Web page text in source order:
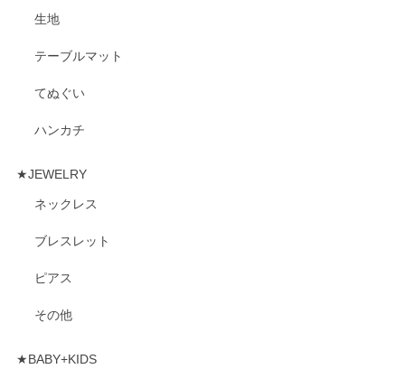
生地
テーブルマット
てぬぐい
ハンカチ
★JEWELRY
ネックレス
ブレスレット
ピアス
その他
★BABY+KIDS